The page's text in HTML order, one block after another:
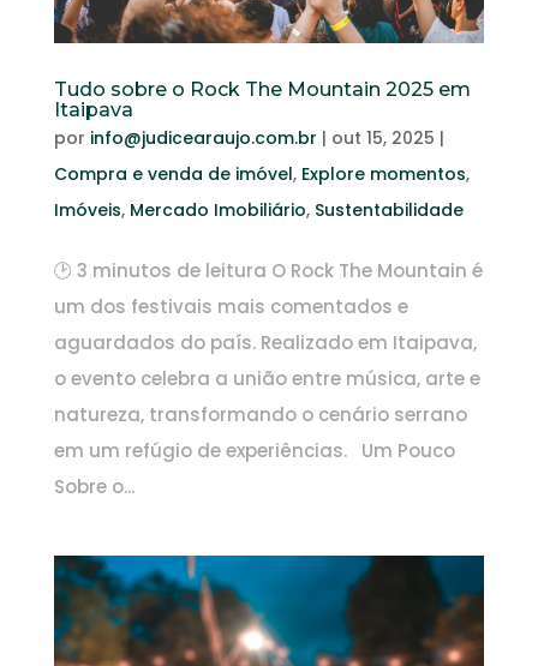
Tudo sobre o Rock The Mountain 2025 em
Itaipava
por info@judicearaujo.com.br | out 15, 2025 |
Compra e venda de imóvel, Explore momentos,
Imóveis, Mercado Imobiliário, Sustentabilidade
🕑 3 minutos de leitura O Rock The Mountain é
um dos festivais mais comentados e
aguardados do país. Realizado em Itaipava,
o evento celebra a união entre música, arte e
natureza, transformando o cenário serrano
em um refúgio de experiências. Um Pouco
Sobre o...